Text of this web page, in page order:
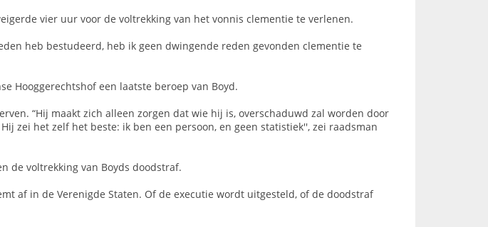
vier uur voor de voltrekking van het vonnis clementie te verlenen.
heb bestudeerd, heb ik geen dwingende reden gevonden clementie te
Hooggerechtshof een laatste beroep van Boyd.
“Hij maakt zich alleen zorgen dat wie hij is, overschaduwd zal worden door
zei het zelf het beste: ik ben een persoon, en geen statistiek'', zei raadsman
de voltrekking van Boyds doodstraf.
af in de Verenigde Staten. Of de executie wordt uitgesteld, of de doodstraf